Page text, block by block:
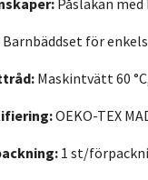
Påslakan
Barnbäddset för
Maskintvätt 60
OEKO-TEX
1 st/